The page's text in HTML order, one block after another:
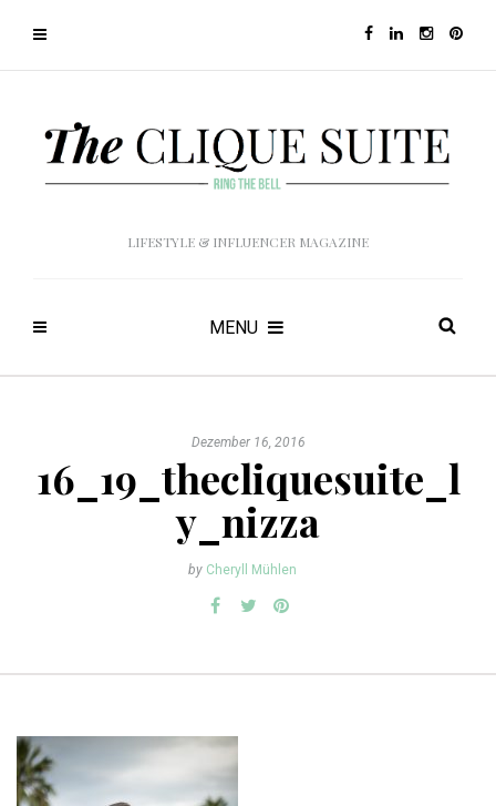
LIFESTYLE & INFLUENCER MAGAZINE
MENU
Dezember 16, 2016
16_19_thecliquesuite_l
y_nizza
by Cheryll Mühlen